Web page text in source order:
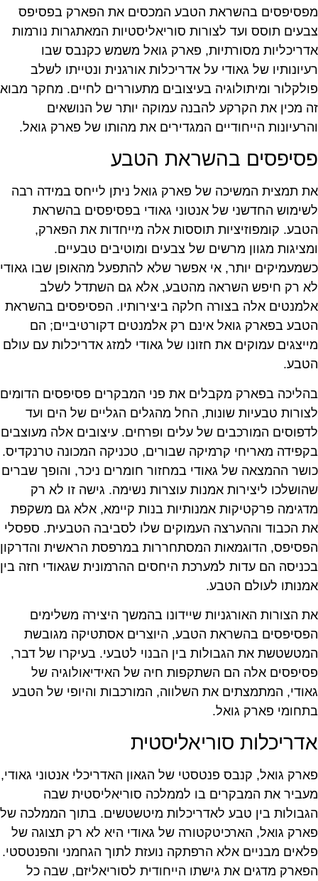
מפסיפסים בהשראת הטבע המכסים את הפארק בפסיפס
צבעים תוסס ועד לצורות סוריאליסטיות המאתגרות נורמות
אדריכליות מסורתיות, פארק גואל משמש כקנבס שבו
רעיונותיו של גאודי על אדריכלות אורגנית ונטייתו לשלב
פולקלור ומיתולוגיה בעיצובים מתעוררים לחיים. מחקר מבוא
זה מכין את הקרקע להבנה עמוקה יותר של הנושאים
והרעיונות הייחודיים המגדירים את מהותו של פארק גואל.
פסיפסים בהשראת הטבע
את תמצית המשיכה של פארק גואל ניתן לייחס במידה רבה
לשימוש החדשני של אנטוני גאודי בפסיפסים בהשראת
הטבע. קומפוזיציות תוססות אלה מייחדות את הפארק,
ומציגות מגוון מרשים של צבעים ומוטיבים טבעיים.
כשמעמיקים יותר, אי אפשר שלא להתפעל מהאופן שבו גאודי
לא רק חיפש השראה מהטבע, אלא גם השתדל לשלב
אלמנטים אלה בצורה חלקה ביצירותיו. הפסיפסים בהשראת
הטבע בפארק גואל אינם רק אלמנטים דקורטיביים; הם
מייצגים עמוקים את חזונו של גאודי למזג אדריכלות עם עולם
הטבע.
בהליכה בפארק מקבלים את פני המבקרים פסיפסים הדומים
לצורות טבעיות שונות, החל מהגלים הגליים של הים ועד
לדפוסים המורכבים של עלים ופרחים. עיצובים אלה מעוצבים
בקפידה מאריחי קרמיקה שבורים, טכניקה המכונה טרנקדיס.
כושר ההמצאה של גאודי במחזור חומרים ניכר, והופך שברים
שהושלכו ליצירות אמנות עוצרות נשימה. גישה זו לא רק
מדגימה פרקטיקות אמנותיות בנות קיימא, אלא גם משקפת
את הכבוד וההערצה העמוקים שלו לסביבה הטבעית. ספסלי
הפסיפס, הדוגמאות המסתחררות במרפסת הראשית והדרקון
בכניסה הם עדות למערכת היחסים ההרמונית שגאודי חזה בין
אמנותו לעולם הטבע.
את הצורות האורגניות שיידונו בהמשך היצירה משלימים
הפסיפסים בהשראת הטבע, היוצרים אסתטיקה מגובשת
המטשטשת את הגבולות בין הבנוי לטבעי. בעיקרו של דבר,
פסיפסים אלה הם השתקפות חיה של האידיאולוגיה של
גאודי, המתמצתים את השלווה, המורכבות והיופי של הטבע
בתחומי פארק גואל.
אדריכלות סוריאליסטית
פארק גואל, קנבס פנטסטי של הגאון האדריכלי אנטוני גאודי,
מעביר את המבקרים בו לממלכה סוריאליסטית שבה
הגבולות בין טבע לאדריכלות מיטשטשים. בתוך הממלכה של
פארק גואל, הארכיטקטורה של גאודי היא לא רק תצוגה של
פלאים מבניים אלא הרפתקה נועזת לתוך הגחמני והפנטסטי.
הפארק מדגים את גישתו הייחודית לסוריאליזם, שבה כל